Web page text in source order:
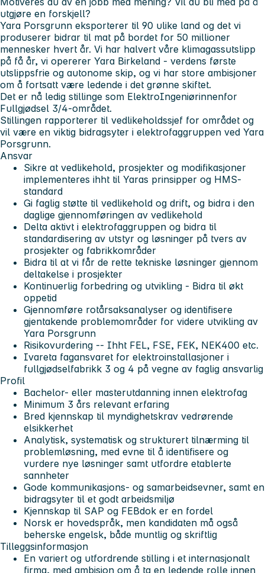
utgjøre en forskjell?
Yara Porsgrunn eksporterer til 90 ulike land og det vi
produserer bidrar til mat på bordet for 50 millioner
mennesker hvert år. Vi har halvert våre klimagassutslipp
på få år, vi opererer Yara Birkeland - verdens første
utslippsfrie og autonome skip, og vi har store ambisjoner
om å fortsatt være ledende i det grønne skiftet.
Det er nå ledig stillinge som ElektroIngeniørinnenfor
Fullgjødsel 3/4-området.
Stillingen rapporterer til vedlikeholdssjef for området og
vil være en viktig bidragsyter i elektrofaggruppen ved Yara
Porsgrunn.
Ansvar
Sikre at vedlikehold, prosjekter og modifikasjoner
implementeres ihht til Yaras prinsipper og HMS-
standard
Gi faglig støtte til vedlikehold og drift, og bidra i den
daglige gjennomføringen av vedlikehold
Delta aktivt i elektrofaggruppen og bidra til
standardisering av utstyr og løsninger på tvers av
prosjekter og fabrikkområder
Bidra til at vi får de rette tekniske løsninger gjennom
deltakelse i prosjekter
Kontinuerlig forbedring og utvikling - Bidra til økt
oppetid
Gjennomføre rotårsaksanalyser og identifisere
gjentakende problemområder for videre utvikling av
Yara Porsgrunn
Risikovurdering -- Ihht FEL, FSE, FEK, NEK400 etc.
Ivareta fagansvaret for elektroinstallasjoner i
fullgjødselfabrikk 3 og 4 på vegne av faglig ansvarlig
Profil
Bachelor- eller masterutdanning innen elektrofag
Minimum 3 års relevant erfaring
Bred kjennskap til myndighetskrav vedrørende
elsikkerhet
Analytisk, systematisk og strukturert tilnærming til
problemløsning, med evne til å identifisere og
vurdere nye løsninger samt utfordre etablerte
sannheter
Gode kommunikasjons- og samarbeidsevner, samt en
bidragsyter til et godt arbeidsmiljø
Kjennskap til SAP og FEBdok er en fordel
Norsk er hovedspråk, men kandidaten må også
beherske engelsk, både muntlig og skriftlig
Tilleggsinformasjon
En variert og utfordrende stilling i et internasjonalt
firma, med ambisjon om å ta en ledende rolle innen